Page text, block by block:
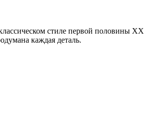
стиле первой половины ХХ
каждая деталь.